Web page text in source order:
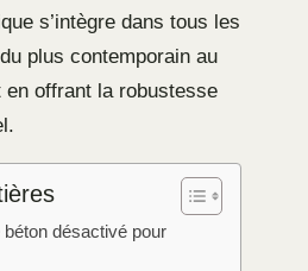
s’intègre dans tous les
plus contemporain au
offrant la robustesse
béton désactivé pour